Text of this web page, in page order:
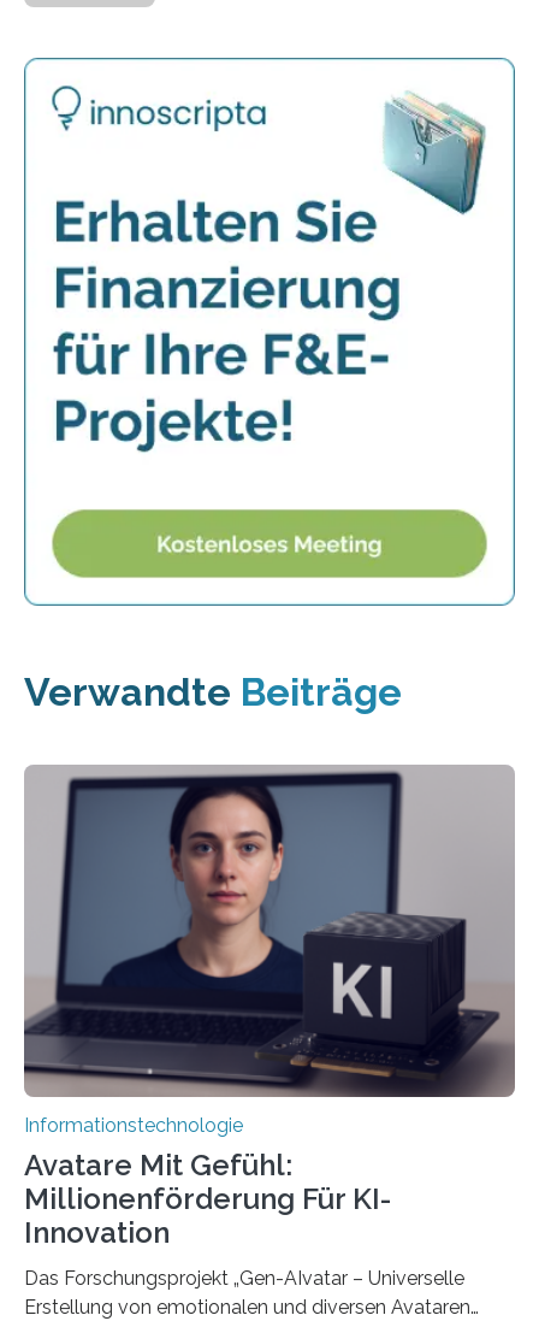
Verwandte Beiträge
Informationstechnologie
Avatare Mit Gefühl:
Millionenförderung Für KI-
Innovation
Das Forschungsprojekt „Gen-AIvatar – Universelle
Erstellung von emotionalen und diversen Avataren